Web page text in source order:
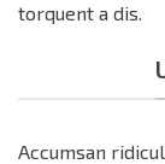
torquent a dis.
Accumsan